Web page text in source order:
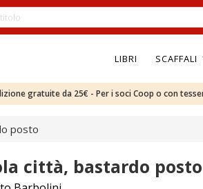
LIBRI SCAFFALI
gratuite da 25€ - Per i soci Coop o con
posto
città, bastardo posto